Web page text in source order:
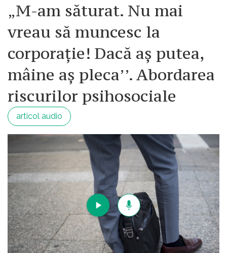
„M-am săturat. Nu mai
vreau să muncesc la
corporație! Dacă aș putea,
mâine aș pleca’’. Abordarea
riscurilor psihosociale
articol audio